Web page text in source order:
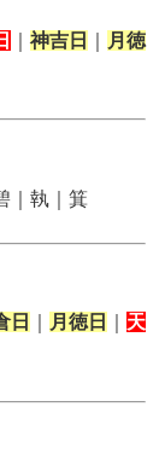
神吉日
月徳
｜執｜箕
日 月徳日
天